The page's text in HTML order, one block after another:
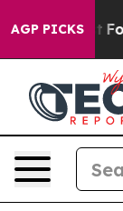
AGP PICKS
Exist Fox